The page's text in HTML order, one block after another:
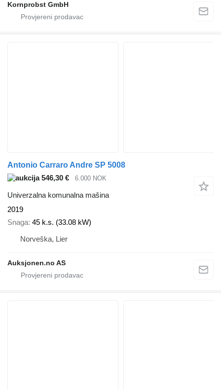
Kornprobst GmbH
Antonio Carraro Andre SP 5008
546,30 €
6.000 NOK
Univerzalna komunalna mašina
2019
Snaga 45 k.s. (33.08 kW)
Norveška, Lier
Auksjonen.no AS